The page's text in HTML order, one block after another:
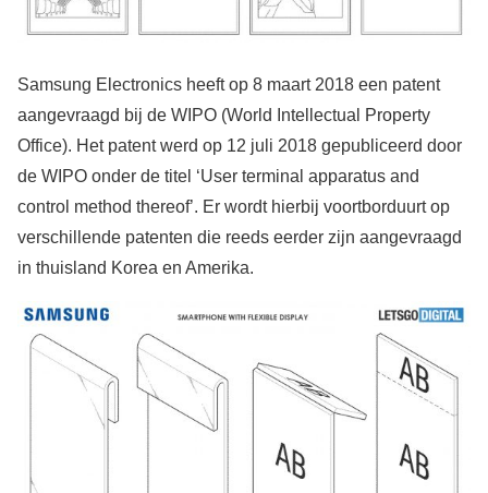
Samsung Electronics heeft op 8 maart 2018 een patent
aangevraagd bij de WIPO (World Intellectual Property
Office). Het patent werd op 12 juli 2018 gepubliceerd door
de WIPO onder de titel ‘User terminal apparatus and
control method thereof’. Er wordt hierbij voortborduurt op
verschillende patenten die reeds eerder zijn aangevraagd
in thuisland Korea en Amerika.